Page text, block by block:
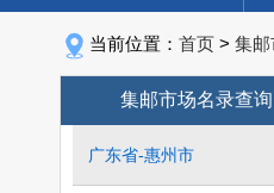
当前位置： 首页 > 集邮
集邮市场名录查询
广东省-惠州市